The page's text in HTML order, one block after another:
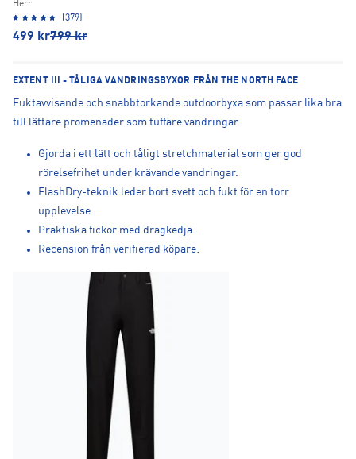
Herr
(379)
499 kr799 kr
EXTENT III - TÅLIGA VANDRINGSBYXOR FRÅN THE NORTH FACE
Fuktavvisande och snabbtorkande outdoorbyxa som passar lika bra
till lättare promenader som tuffare vandringar.
Gjorda i ett lätt och tåligt stretchmaterial som ger god
rörelsefrihet under krävande vandringar.
FlashDry-teknik leder bort svett och fukt för en torr
upplevelse.
Praktiska fickor med dragkedja.
Recension från verifierad köpare: